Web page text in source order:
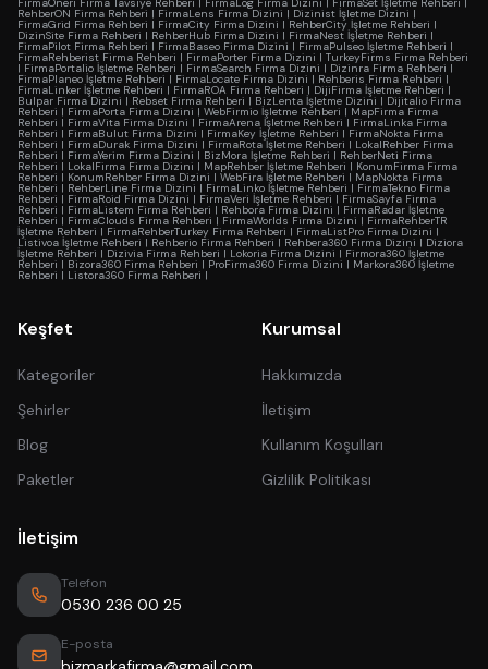
RehberON Firma Rehberi | FirmaLens Firma Dizini | Dizinist İşletme Dizini |
FirmaGrid Firma Rehberi | FirmaCity Firma Dizini | RehberCity İşletme Rehberi |
DizinSite Firma Rehberi | RehberHub Firma Dizini | FirmaNest İşletme Rehberi |
FirmaPilot Firma Rehberi | FirmaBaseo Firma Dizini | FirmaPulseo İşletme Rehberi |
FirmaRehberist Firma Rehberi | FirmaPorter Firma Dizini | TurkeyFirms Firma Rehberi
| FirmaPortalio İşletme Rehberi | FirmaSearch Firma Dizini | Dizinra Firma Rehberi |
FirmaPlaneo İşletme Rehberi | FirmaLocate Firma Dizini | Rehberis Firma Rehberi |
FirmaLinker İşletme Rehberi | FirmaROA Firma Rehberi | DijiFirma İşletme Rehberi |
Bulpar Firma Dizini | Rebset Firma Rehberi | BizLenta İşletme Dizini | Dijitalio Firma
Rehberi | FirmaPorta Firma Dizini | WebFirmio İşletme Rehberi | MapFirma Firma
Rehberi | FirmaVita Firma Dizini | FirmaArena İşletme Rehberi | FirmaLinka Firma
Rehberi | FirmaBulut Firma Dizini | FirmaKey İşletme Rehberi | FirmaNokta Firma
Rehberi | FirmaDurak Firma Dizini | FirmaRota İşletme Rehberi | LokalRehber Firma
Rehberi | FirmaYerim Firma Dizini | BizMora İşletme Rehberi | RehberNeti Firma
Rehberi | LokalFirma Firma Dizini | MapRehber İşletme Rehberi | KonumFirma Firma
Rehberi | KonumRehber Firma Dizini | WebFira İşletme Rehberi | MapNokta Firma
Rehberi | RehberLine Firma Dizini | FirmaLinko İşletme Rehberi | FirmaTekno Firma
Rehberi | FirmaRoid Firma Dizini | FirmaVeri İşletme Rehberi | FirmaSayfa Firma
Rehberi | FirmaListem Firma Rehberi | Rehbora Firma Dizini | FirmaRadar İşletme
Rehberi | FirmaClouds Firma Rehberi | FirmaWorlds Firma Dizini | FirmaRehberTR
İşletme Rehberi | FirmaRehberTurkey Firma Rehberi | FirmaListPro Firma Dizini |
Listivoa İşletme Rehberi | Rehberio Firma Rehberi | Rehbera360 Firma Dizini | Diziora
İşletme Rehberi | Dizivia Firma Rehberi | Lokoria Firma Dizini | Firmora360 İşletme
Rehberi | Bizora360 Firma Rehberi | ProFirma360 Firma Dizini | Markora360 İşletme
Rehberi | Listora360 Firma Rehberi |
Keşfet
Kategoriler
Şehirler
Blog
Paketler
Kurumsal
Hakkımızda
İletişim
Kullanım Koşulları
Gizlilik Politikası
İletişim
Telefon
0530 236 00 25
E-posta